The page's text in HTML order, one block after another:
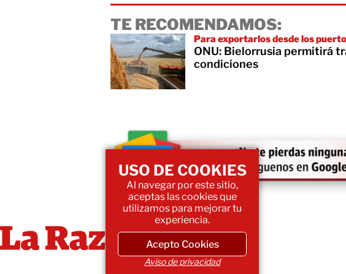
TE RECOMENDAMOS:
Para exportarlos desde los
ONU: Bielorrusia permitirá
condiciones
USO DE COOKIES
Al navegar por este sitio,
aceptas las cookies que
utilizamos para mejorar tu
experiencia.
Acepto Cookies
Aviso de privacidad